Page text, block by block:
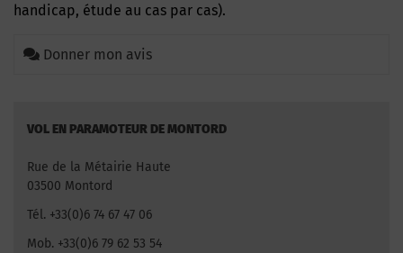
handicap, étude au cas par cas).
Donner mon avis
VOL EN PARAMOTEUR DE MONTORD
Rue de la Métairie Haute
03500 Montord
Tél. +33(0)6 74 67 47 06
Mob. +33(0)6 79 62 53 54